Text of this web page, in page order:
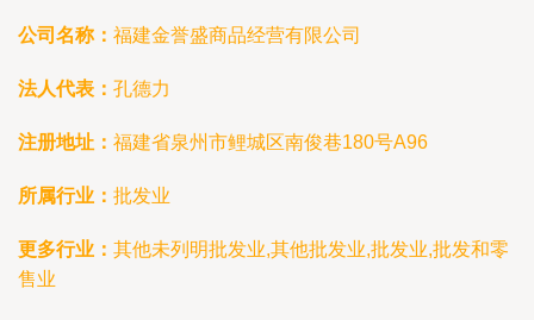
公司名称： 福建金誉盛商品经营有限公司
法人代表： 孔德力
注册地址： 福建省泉州市鲤城区南俊巷180号A96
所属行业： 批发业
更多行业： 其他未列明批发业,其他批发业,批发业,批发和零
售业